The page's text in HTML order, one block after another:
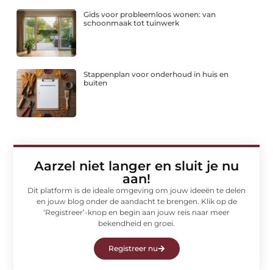
Gids voor probleemloos wonen: van
schoonmaak tot tuinwerk
Stappenplan voor onderhoud in huis en
buiten
Aarzel niet langer en sluit je nu
aan!
Dit platform is de ideale omgeving om jouw ideeën te delen
en jouw blog onder de aandacht te brengen. Klik op de
‘Registreer’-knop en begin aan jouw reis naar meer
bekendheid en groei.
Registreer nu